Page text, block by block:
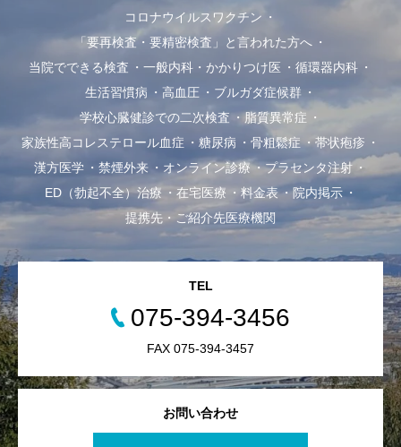
コロナウイルスワクチン
「要再検査・要精密検査」と言われた方へ
当院でできる検査
一般内科・かかりつけ医
循環器内科
生活習慣病
高血圧
ブルガダ症候群
学校心臓健診での二次検査
脂質異常症
家族性高コレステロール血症
糖尿病 骨粗鬆症
帯状疱疹
漢方医学
禁煙外来 オンライン診療
プラセンタ注射
ED（勃起不全）治療
在宅医療 料金表
院内掲示
提携先・ご紹介先医療機関
お問い合わせ
TEL
075-394-3456
FAX 075-394-3457